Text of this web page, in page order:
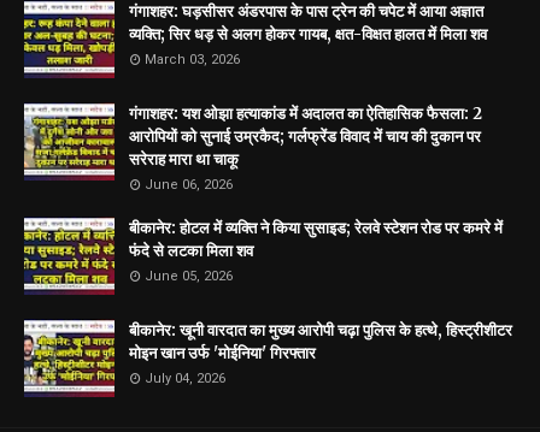
गंगाशहर: घड़सीसर अंडरपास के पास ट्रेन की चपेट में आया अज्ञात
व्यक्ति; सिर धड़ से अलग होकर गायब, क्षत-विक्षत हालत में मिला शव
March 03, 2026
गंगाशहर: यश ओझा हत्याकांड में अदालत का ऐतिहासिक फैसला: 2
आरोपियों को सुनाई उम्रकैद; गर्लफ्रेंड विवाद में चाय की दुकान पर
सरेराह मारा था चाकू
June 06, 2026
बीकानेर: होटल में व्यक्ति ने किया सुसाइड; रेलवे स्टेशन रोड पर कमरे में
फंदे से लटका मिला शव
June 05, 2026
बीकानेर: खूनी वारदात का मुख्य आरोपी चढ़ा पुलिस के हत्थे, हिस्ट्रीशीटर
मोइन खान उर्फ 'मोईनिया' गिरफ्तार
July 04, 2026